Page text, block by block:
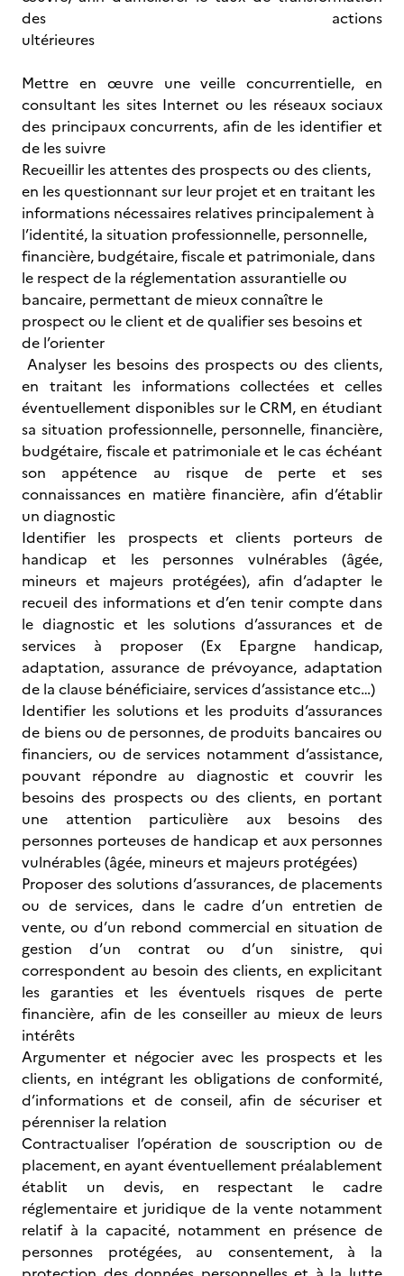
des actions
ultérieures
Mettre en œuvre une veille concurrentielle, en
consultant les sites Internet ou les réseaux sociaux
des principaux concurrents, afin de les identifier et
de les suivre
Recueillir les attentes des prospects ou des clients,
en les questionnant sur leur projet et en traitant les
informations nécessaires relatives principalement à
l’identité, la situation professionnelle, personnelle,
financière, budgétaire, fiscale et patrimoniale, dans
le respect de la réglementation assurantielle ou
bancaire, permettant de mieux connaître le
prospect ou le client et de qualifier ses besoins et
de l’orienter
Analyser les besoins des prospects ou des clients,
en traitant les informations collectées et celles
éventuellement disponibles sur le CRM, en étudiant
sa situation professionnelle, personnelle, financière,
budgétaire, fiscale et patrimoniale et le cas échéant
son appétence au risque de perte et ses
connaissances en matière financière, afin d’établir
un diagnostic
Identifier les prospects et clients porteurs de
handicap et les personnes vulnérables (âgée,
mineurs et majeurs protégées), afin d’adapter le
recueil des informations et d’en tenir compte dans
le diagnostic et les solutions d’assurances et de
services à proposer (Ex Epargne handicap,
adaptation, assurance de prévoyance, adaptation
de la clause bénéficiaire, services d’assistance etc…)
Identifier les solutions et les produits d’assurances
de biens ou de personnes, de produits bancaires ou
financiers, ou de services notamment d’assistance,
pouvant répondre au diagnostic et couvrir les
besoins des prospects ou des clients, en portant
une attention particulière aux besoins des
personnes porteuses de handicap et aux personnes
vulnérables (âgée, mineurs et majeurs protégées)
Proposer des solutions d’assurances, de placements
ou de services, dans le cadre d’un entretien de
vente, ou d’un rebond commercial en situation de
gestion d’un contrat ou d’un sinistre, qui
correspondent au besoin des clients, en explicitant
les garanties et les éventuels risques de perte
financière, afin de les conseiller au mieux de leurs
intérêts
Argumenter et négocier avec les prospects et les
clients, en intégrant les obligations de conformité,
d’informations et de conseil, afin de sécuriser et
pérenniser la relation
Contractualiser l’opération de souscription ou de
placement, en ayant éventuellement préalablement
établit un devis, en respectant le cadre
réglementaire et juridique de la vente notamment
relatif à la capacité, notamment en présence de
personnes protégées, au consentement, à la